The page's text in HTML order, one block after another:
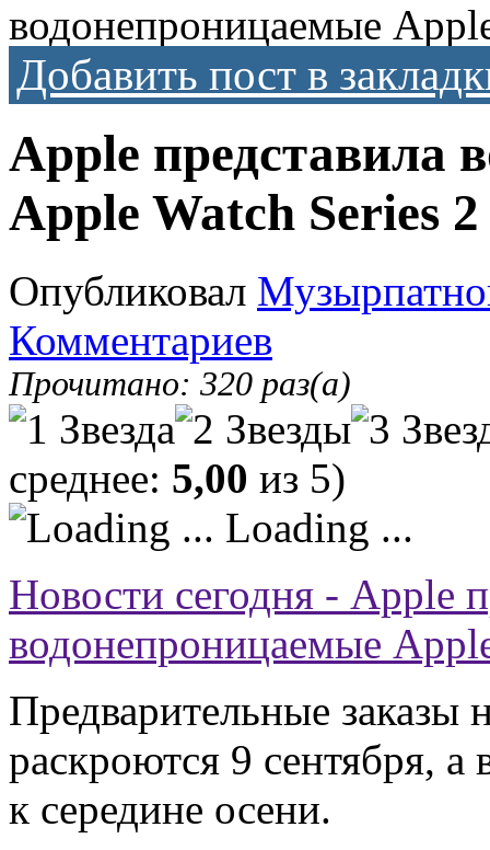
водонепроницаемые
Добавить пост в
Apple представила
Apple Watch Series 2
Опубликовал
Комментариев
Прочитано: 320 раз(а)
среднее: 5,00 из 5)
Loading ...
Новости сегодня - Apple
водонепроницаемые
Предварительные заказы
раскроются 9 сентября,
к середине осени.